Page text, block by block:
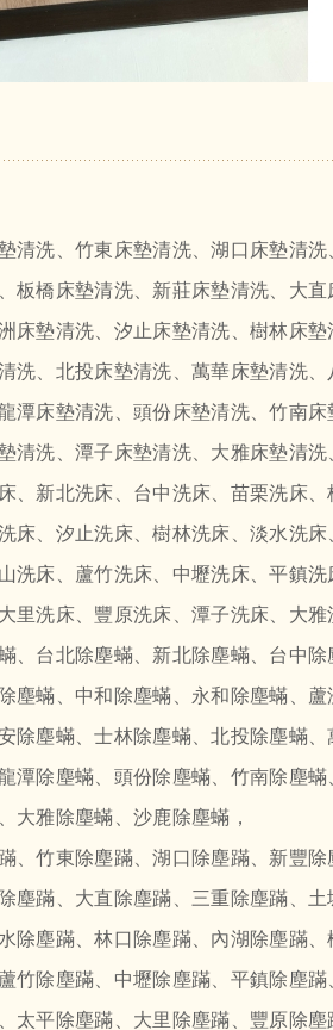
清洗、竹東床墊清洗、湖口床墊清
板橋床墊清洗、新莊床墊清洗、大
床墊清洗、汐止床墊清洗、樹林床
洗、北投床墊清洗、萬華床墊清洗
潭床墊清洗、頭份床墊清洗、竹南
清洗、潭子床墊清洗、大雅床墊清
、新北洗床、台中洗床、苗栗洗床
床、汐止洗床、樹林洗床、淡水洗
洗床、蘆竹洗床、中壢洗床、平鎮
里洗床、豐原洗床、潭子洗床、大
、台北除塵蟎、新北除塵蟎、台中
塵蟎、中和除塵蟎、永和除塵蟎、
除塵蟎、士林除塵蟎、北投除塵蟎
潭除塵蟎、頭份除塵蟎、竹南除塵
大雅除塵蟎、沙鹿除塵蟎，
、竹東除塵蹣、湖口除塵蹣、新豐
塵蹣、大直除塵蹣、三重除塵蹣、
除塵蹣、林口除塵蹣、內湖除塵蹣
竹除塵蹣、中壢除塵蹣、平鎮除塵
太平除塵蹣、大里除塵蹣、豐原除